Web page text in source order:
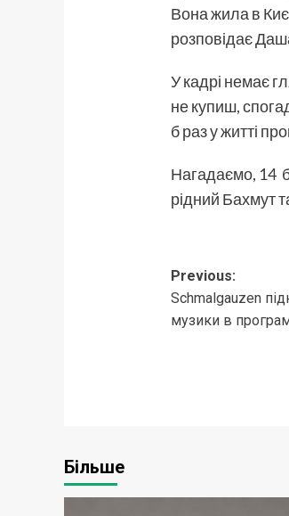
Вона жила в
розповідає
У кадрі немає
не купиш,
б раз у житті
Нагадаємо, 14
рідний Бахмут
Post
Previous:
Schmalgauzen
музики в
Більше